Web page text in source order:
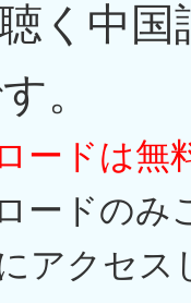
く中
。
ードは無
ードのみ
アクセス